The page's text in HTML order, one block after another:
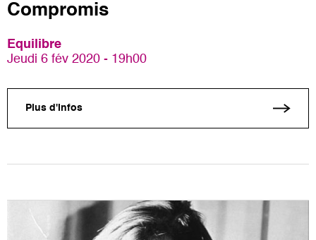
Compromis
Equilibre
Jeudi 6 fév 2020 - 19h00
Plus d'infos